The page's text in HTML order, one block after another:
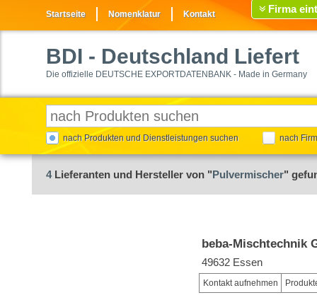
Startseite Nomenklatur Kontakt Firma
BDI - Deutschland Liefert
Die offizielle DEUTSCHE EXPORTDATENBANK - Made in Germany
nach Produkten und Dienstleistungen suchen nach
4Lieferanten und Hersteller von "Pulvermischer"
beba-Mischtechnik
49632 Essen
Kontakt aufnehmen